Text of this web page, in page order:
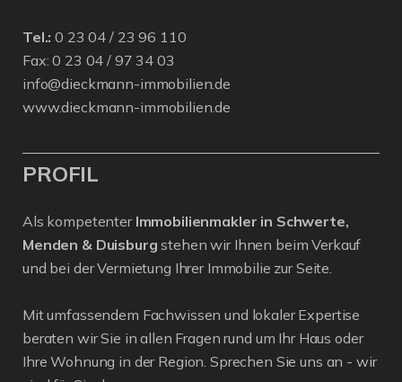
Tel.: 0 23 04 / 23 96 110
Fax: 0 23 04 / 97 34 03
info@dieckmann-immobilien.de
www.dieckmann-immobilien.de
PROFIL
Als kompetenter Immobilienmakler in Schwerte,
Menden & Duisburg stehen wir Ihnen beim Verkauf
und bei der Vermietung Ihrer Immobilie zur Seite.
Mit umfassendem Fachwissen und lokaler Expertise
beraten wir Sie in allen Fragen rund um Ihr Haus oder
Ihre Wohnung in der Region. Sprechen Sie uns an - wir